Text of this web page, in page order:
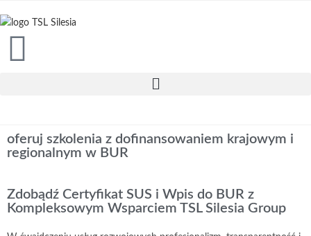
oferuj szkolenia z dofinansowaniem krajowym i
regionalnym w BUR
Zdobądź Certyfikat SUS i Wpis do BUR z
Kompleksowym Wsparciem TSL Silesia Group